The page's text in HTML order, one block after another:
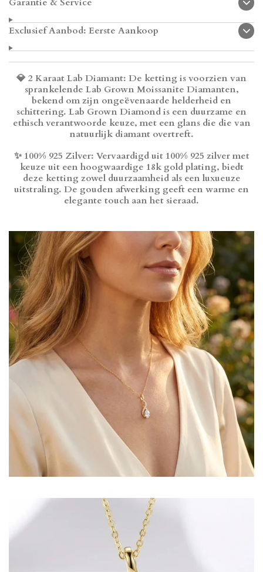
:
s
t
e
n n n n
Garantie & Service
Exclusief Aanbod: Eerste Aankoop
💎 2 Karaat Lab Diamant: De ketting is voorzien van
sprankelende Lab Grown Moissanite Diamanten,
bekend om zijn ongeëvenaarde helderheid en
schittering. Lab Grown Diamond is een duurzame en
ethisch verantwoorde keuze, met een glans die die van
natuurlijk diamant overtreft.
✨100% 925 Zilver: Vervaardigd uit 100% 925 zilver met
keuze uit een hoogwaardige 18k gold plating, biedt
deze ketting zowel duurzaamheid als een luxueuze
uitstraling. De gouden afwerking geeft een warme en
elegante touch aan het sieraad.